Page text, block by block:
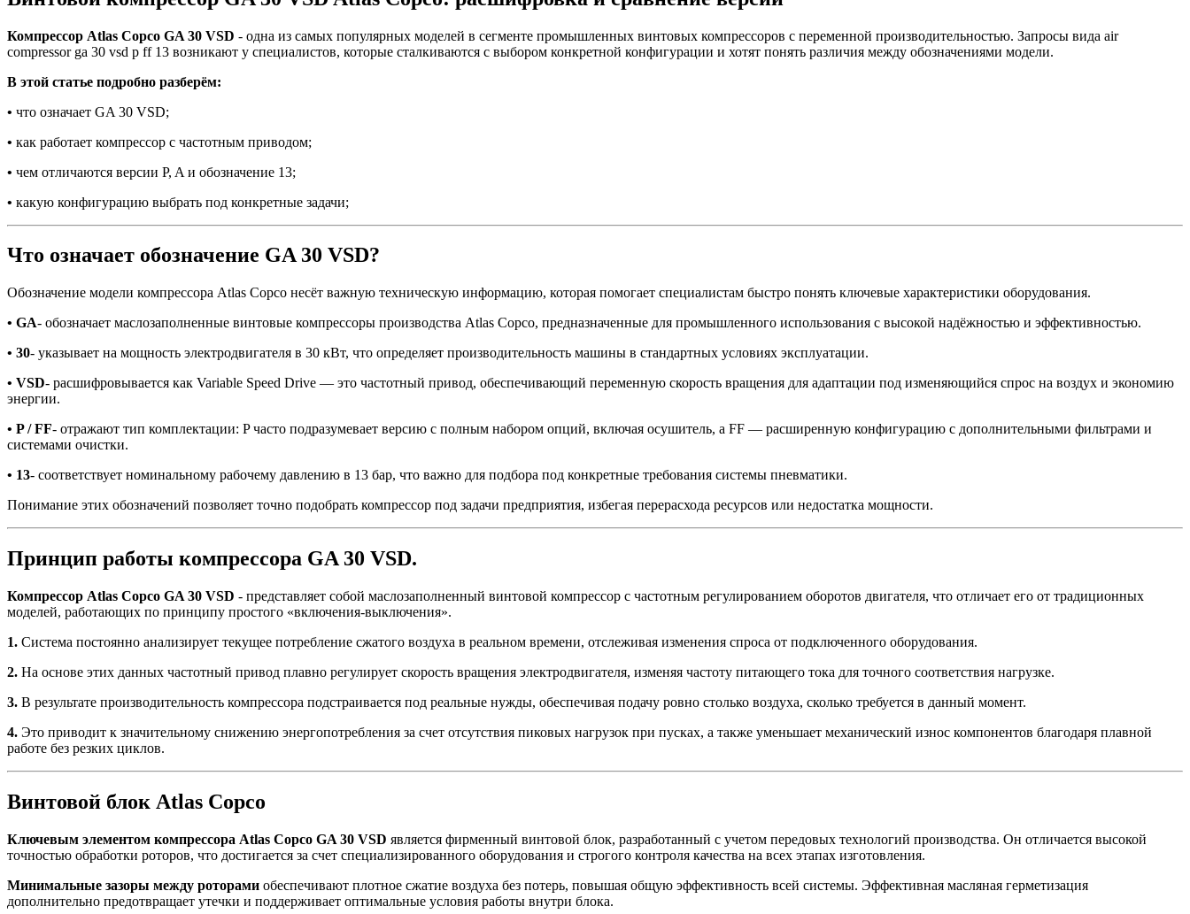
Компрессор Atlas Copco GA 30 VSD - одна из самых популярных моделей в сегменте промышленных винтовых компрессоров с переменной производительностью. Запросы вида air
compressor ga 30 vsd p ff 13 возникают у специалистов, которые сталкиваются с выбором конкретной конфигурации и хотят понять различия между обозначениями модели.
В этой статье подробно разберём:
• что означает GA 30 VSD;
• как работает компрессор с частотным приводом;
• чем отличаются версии P, A и обозначение 13;
• какую конфигурацию выбрать под конкретные задачи;
Что означает обозначение GA 30 VSD?
Обозначение модели компрессора Atlas Copco несёт важную техническую информацию, которая помогает специалистам быстро понять ключевые характеристики оборудования.
• GA- обозначает маслозаполненные винтовые компрессоры производства Atlas Copco, предназначенные для промышленного использования с высокой надёжностью и эффективностью.
• 30- указывает на мощность электродвигателя в 30 кВт, что определяет производительность машины в стандартных условиях эксплуатации.
• VSD- расшифровывается как Variable Speed Drive — это частотный привод, обеспечивающий переменную скорость вращения для адаптации под изменяющийся спрос на воздух и экономию
энергии.
• P / FF- отражают тип комплектации: P часто подразумевает версию с полным набором опций, включая осушитель, а FF — расширенную конфигурацию с дополнительными фильтрами и
системами очистки.
• 13- соответствует номинальному рабочему давлению в 13 бар, что важно для подбора под конкретные требования системы пневматики.
Понимание этих обозначений позволяет точно подобрать компрессор под задачи предприятия, избегая перерасхода ресурсов или недостатка мощности.
Принцип работы компрессора GA 30 VSD.
Компрессор Atlas Copco GA 30 VSD - представляет собой маслозаполненный винтовой компрессор с частотным регулированием оборотов двигателя, что отличает его от традиционных
моделей, работающих по принципу простого «включения-выключения».
1. Система постоянно анализирует текущее потребление сжатого воздуха в реальном времени, отслеживая изменения спроса от подключенного оборудования.
2. На основе этих данных частотный привод плавно регулирует скорость вращения электродвигателя, изменяя частоту питающего тока для точного соответствия нагрузке.
3. В результате производительность компрессора подстраивается под реальные нужды, обеспечивая подачу ровно столько воздуха, сколько требуется в данный момент.
4. Это приводит к значительному снижению энергопотребления за счет отсутствия пиковых нагрузок при пусках, а также уменьшает механический износ компонентов благодаря плавной
работе без резких циклов.
Винтовой блок Atlas Copco
Ключевым элементом компрессора Atlas Copco GA 30 VSD является фирменный винтовой блок, разработанный с учетом передовых технологий производства. Он отличается высокой
точностью обработки роторов, что достигается за счет специализированного оборудования и строгого контроля качества на всех этапах изготовления.
Минимальные зазоры между роторами обеспечивают плотное сжатие воздуха без потерь, повышая общую эффективность всей системы. Эффективная масляная герметизация
дополнительно предотвращает утечки и поддерживает оптимальные условия работы внутри блока.